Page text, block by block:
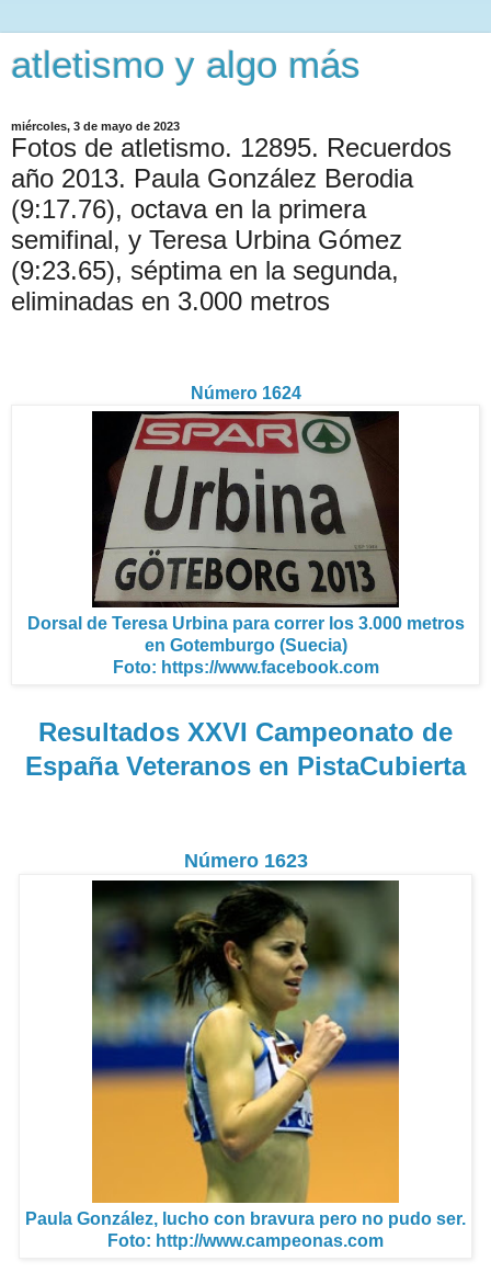
atletismo y algo más
miércoles, 3 de mayo de 2023
Fotos de atletismo. 12895. Recuerdos
año 2013. Paula González Berodia
(9:17.76), octava en la primera
semifinal, y Teresa Urbina Gómez
(9:23.65), séptima en la segunda,
eliminadas en 3.000 metros
Número 1624
Dorsal de Teresa Urbina para correr los 3.000 metros
en Gotemburgo (Suecia)
Foto: https://www.facebook.com
Resultados XXVI Campeonato de
España Veteranos en PistaCubierta
Número 1623
Paula González, lucho con bravura pero no pudo ser.
Foto: http://www.campeonas.com